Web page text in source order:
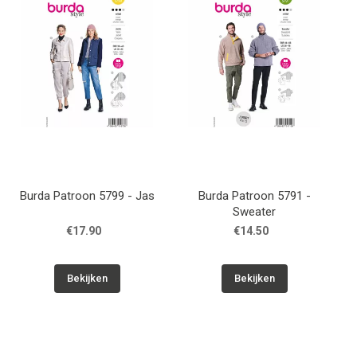
Burda Patroon 5799 - Jas
€17.90
Bekijken
Burda Patroon 5791 -
Sweater
€14.50
Bekijken